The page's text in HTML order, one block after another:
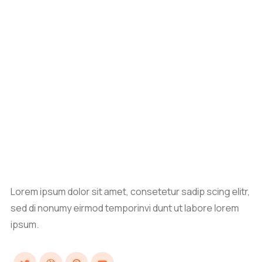
Lorem ipsum dolor sit amet, consetetur sadip scing elitr,
sed di nonumy eirmod temporinvi dunt ut labore lorem
ipsum.
TwitterDribbblePinterestYouTube